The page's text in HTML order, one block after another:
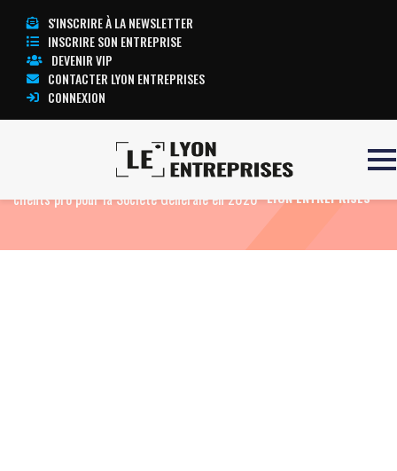
S'INSCRIRE À LA NEWSLETTER
INSCRIRE SON ENTREPRISE
DEVENIR VIP
CONTACTER LYON ENTREPRISES
CONNEXION
200 000 nouveaux
clients pro pour la Société Générale en 2020
TOUTE L’ACTUALITÉ
LYON ENTREPRISES